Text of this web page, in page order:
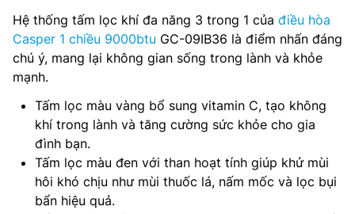
Hệ thống tấm lọc khí đa năng 3 trong 1 của điều hòa
Casper 1 chiều 9000btu GC-09IB36 là điểm nhấn đáng
chú ý, mang lại không gian sống trong lành và khỏe
mạnh.
Tấm lọc màu vàng bổ sung vitamin C, tạo không
khí trong lành và tăng cường sức khỏe cho gia
đình bạn.
Tấm lọc màu đen với than hoạt tính giúp khử mùi
hôi khó chịu như mùi thuốc lá, nấm mốc và lọc bụi
bẩn hiệu quả.